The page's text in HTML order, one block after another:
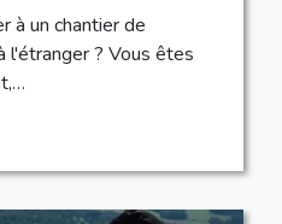
à un chantier de
l'étranger ? Vous êtes